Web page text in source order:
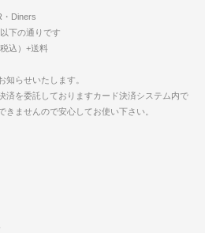
・Diners
の通りです
+送料
らせいたします。
済を委託しておりますカード決済システム内で
ませんので安心してお使い下さい。